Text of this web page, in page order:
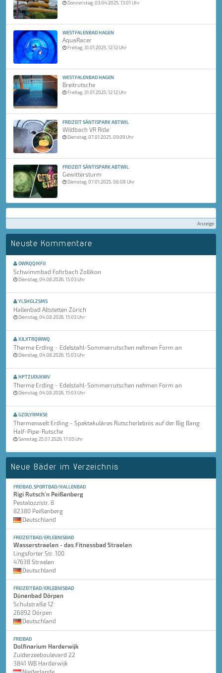
Donnerstag, 03.04.2025, 13:01 Uhr
WESTFALENBAD HAGEN
AquaRacer
Freitag, 31.01.2025, 12:12 Uhr
WESTFALENBAD HAGEN
Breitrutsche
Freitag, 31.01.2025, 12:12 Uhr
FREIZEIT SÄNTISPARK ABTWIL
Wildbach VR Ride
Dienstag, 07.01.2025, 09:09 Uhr
FREIZEIT SÄNTISPARK ABTWIL
Gewittersturm
Dienstag, 07.01.2025, 08:08 Uhr
Anzeige
Neuste Kommentare
OWRQQIKFJJ
Schwimmbad Fohrbach Zollikon
Dienstag, 04.08.2026, 15:03 Uhr
YLSHGLZSMS
Hallenbad Altstetten Zürich
Dienstag, 04.08.2026, 15:03 Uhr
XJLXTRQWWQ
Therme Erding - Edelstahl-Sommerrutschen nehmen Form an
Dienstag, 04.08.2026, 15:03 Uhr
HPTZUOUXWV
Therme Erding - Edelstahl-Sommerrutschen nehmen Form an
Dienstag, 04.08.2026, 15:03 Uhr
GZDLYRMKSE
Thermenwelt Erding - Spektakuläres Rutscherlebnis auf der Big Bang
Half-Pipe-Rutsche
Samstag, 25.07.2026, 17:05 Uhr
Neue Bäder im Verzeichnis
FREIBAD, SPORTBAD/HALLENBAD
Rigi Rutsch'n Peißenberg
Pestalozzistr. 8
82380 Peißenberg
Deutschland
FREIZEITBAD/ERLEBNISBAD
Wasserstraelen - das Fitnessbad Straelen
Lingsforter Str. 100
47638 Straelen
Deutschland
FREIZEITBAD/ERLEBNISBAD
Dünenbad Dörpen
Schulstraße 12
26892 Dörpen
Deutschland
FREIBAD
Dolfinarium Harderwijk
Zuiderzeeboulevard 22
3841 WB Harderwijk